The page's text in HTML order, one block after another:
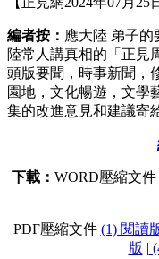
編者按： 應大陸 弟子
陸常人講真相的「正見
頭版要聞，時事新聞，
園地，文化暢遊，文學
集的改進意見和建議寄
下載： WORD壓縮文件
PDF壓縮文件 (1) 閱讀
版 |